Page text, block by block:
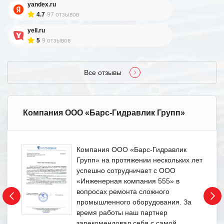
yandex.ru
4.7 97 отзывов
yell.ru
5 9 отзывов
Все отзывы
Компания ООО «Барс-Гидравлик Групп»
Компания ООО «Барс-Гидравлик
Групп» на протяжении нескольких лет
успешно сотрудничает с ООО
«Инженерная компания 555» в
вопросах ремонта сложного
промышленного оборудования. За
время работы наш партнер